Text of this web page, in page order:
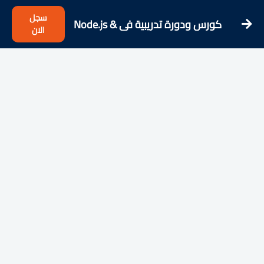
كورس ودورة تدريبية فى Node.js &
PostgreSQL Recipe App
سجل
الان